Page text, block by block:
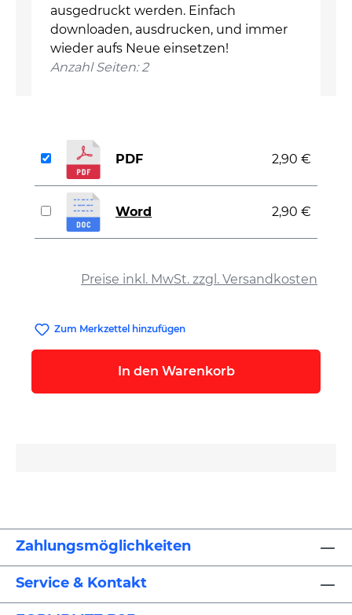
ausgedruckt werden. Einfach
downloaden, ausdrucken, und immer
wieder aufs Neue einsetzen!
Anzahl Seiten: 2
Preise inkl. MwSt. zzgl. Versandkosten
PDF 2,90 €
Word 2,90 €
Zum Merkzettel hinzufügen
In den Warenkorb
Zahlungsmöglichkeiten
Service & Kontakt